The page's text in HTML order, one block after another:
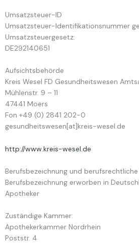
Umsatzsteuer-ID
Umsatzsteuer-Identifikationsnummer
Umsatzsteuergesetz:
DE292140651
Aufsichtsbehörde
Kreis Wesel FD Gesundheitswesen
Mühlenstr. 9 – 11
47441 Moers
Fon +49 (0) 2841 202-0
gesundheitswesen[at]kreis-wesel.de
http://www.kreis-wesel.de
Berufsbezeichnung und berufsrechtliche
Berufsbezeichnung erworben in
Apotheker
Zuständige Kammer:
Apothekerkammer Nordrhein
Poststr. 4